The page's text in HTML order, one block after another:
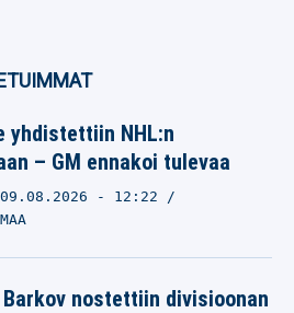
yhdistettiin NHL:n
– GM ennakoi tulevaa
09.08.2026 - 12:22
nostettiin divisioonan